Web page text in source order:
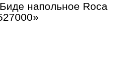
напольное Roca